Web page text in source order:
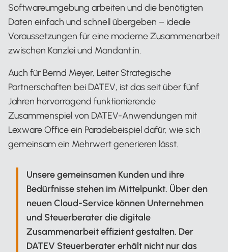
Softwareumgebung arbeiten und die benötigten
Daten einfach und schnell übergeben – ideale
Voraussetzungen für eine moderne Zusammenarbeit
zwischen Kanzlei und Mandant:in.
Auch für Bernd Meyer, Leiter Strategische
Partnerschaften bei DATEV, ist das seit über fünf
Jahren hervorragend funktionierende
Zusammenspiel von DATEV-Anwendungen mit
Lexware Office ein Paradebeispiel dafür, wie sich
gemeinsam ein Mehrwert generieren lässt.
Unsere gemeinsamen Kunden und ihre
Bedürfnisse stehen im Mittelpunkt. Über den
neuen Cloud-Service können Unternehmen
und Steuerberater die digitale
Zusammenarbeit effizient gestalten. Der
DATEV Steuerberater erhält nicht nur das